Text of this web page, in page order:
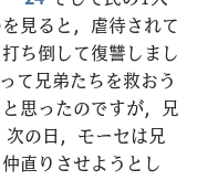
見ると，虐待されて
ち倒して復讐しまし
て兄弟たちを救おう
思ったのですが，兄
次の日，モーセは兄
直りさせようとし